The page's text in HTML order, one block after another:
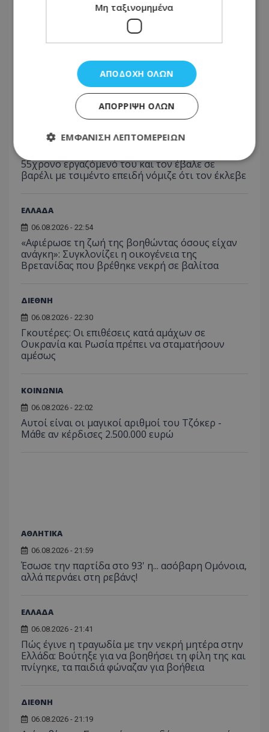
Σάλτσμπουργκ–Πάφος 1-0: Λύγισε στο τέλος...
06.08.2026 - 23:43
ΑΠΟΕΛ: Αυτό είναι το λογότυπο των 100 χρόνων!
06.08.2026 - 23:19
55χρονο εργαζόμενό του και τον έβαλε σε
βαρέλι με τσιμέντο επειδή νόμιζε ότι τον έκλεβε
ΕΛΛΑΔΑ
06.08.2026 - 22:54
«Αφιέρωσε τη ζωή της βοηθώντας όσους είχαν
ανάγκη»: Συγκλονίζει η οικογένεια της
Βρετανίδας που βρέθηκε νεκρή σε βαλίτσα
ΔΙΕΘΝΗ
06.08.2026 - 22:30
Γκουτέρες: Οι επιθέσεις κατά αμάχων σε
Ουκρανία και Ρωσία πρέπει να σταματήσουν
αμέσως
ΚΟΙΝΩΝΙΑ
06.08.2026 - 22:02
Αυτοί είναι οι μαγικοί αριθμοί του Τζόκερ -
Μάθε αν κέρδισες 2.500.000 ευρώ
ΑΘΛΗΤΙΚΑ
06.08.2026 - 21:59
Έσωσε την παρτίδα στο 93' η... ασόβαρη Ομόνοια,
αλλά περνάει στη ρεβάνς!
ΕΛΛΑΔΑ
06.08.2026 - 21:41
Πώς έγινε η τραγωδία με την νεκρή μητέρα στην
Ελλάδα: Βούτηξε για να βοηθήσει τη φίλη της και
πνίγηκε, τα παιδιά φώναζαν για βοήθεια
ΔΙΕΘΝΗ
06.08.2026 - 21:19
Μη ταξινομημένα
ΑΠΟΔΟΧΉ ΌΛΩΝ
ΑΠΌΡΡΙΨΗ ΌΛΩΝ
ΕΜΦΆΝΙΣΗ ΛΕΠΤΟΜΕΡΕΙΏΝ
Απολύτως απαραίτητα
Τα απολύτως απαραίτητα cookies επιτρέπουν
βασικές λειτουργίες του ιστότοπου, όπως τη
σύνδεση χρήστη και τη διαχείριση λογαριασμού.
Ο ιστότοπος δεν μπορεί να χρησιμοποιηθεί σωστά
usprivacy
ASP.NET_SessionId